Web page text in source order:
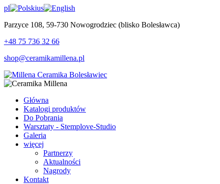
pl
us
Parzyce 108, 59-730 Nowogrodziec (blisko Bolesławca)
+48 75 736 32 66
shop@ceramikamillena.pl
Główna
Katalogi produktów
Do Pobrania
Warsztaty - Stemplove-Studio
Galeria
więcej
Partnerzy
Aktualności
Nagrody
Kontakt